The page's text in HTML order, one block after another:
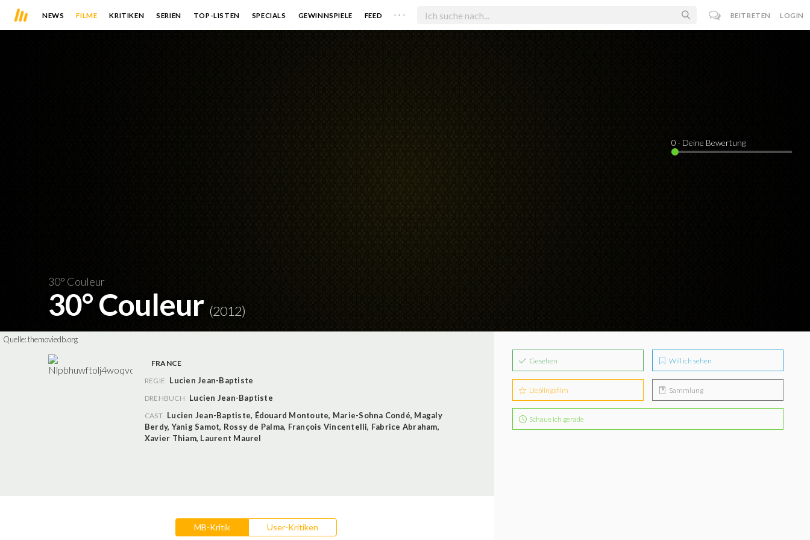
NEWS FILME KRITIKEN SERIEN TOP-LISTEN SPECIALS GEWINNSPIELE FEED . . . BEITRETEN LOGIN
30° Couleur
30° Couleur (2012)
0 · Deine Bewertung
Quelle:themoviedb.org
FRANCE
REGIE Lucien Jean-Baptiste
DREHBUCH Lucien Jean-Baptiste
CAST Lucien Jean-Baptiste, Édouard Montoute, Marie-Sohna Condé, Magaly
Berdy,Yanig Samot, Rossy de Palma, François Vincentelli, Fabrice Abraham,
Xavier Thiam, Laurent Maurel
MB-Kritik User-Kritiken
Gesehen Will ich sehen
Lieblingsfilm Sammlung
Schaue ich gerade